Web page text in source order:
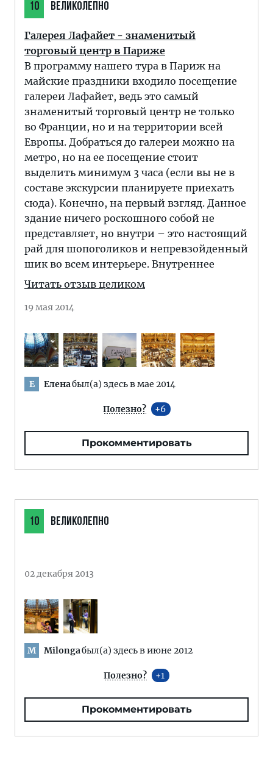
10 ВЕЛИКОЛЕПНО
Галерея Лафайет - знаменитый
торговый центр в Париже
В программу нашего тура в Париж на
майские праздники входило посещение
галереи Лафайет, ведь это самый
знаменитый торговый центр не только
во Франции, но и на территории всей
Европы. Добраться до галереи можно на
метро, но на ее посещение стоит
выделить минимум 3 часа (если вы не в
составе экскурсии планируете приехать
сюда). Конечно, на первый взгляд. Данное
здание ничего роскошного собой не
представляет, но внутри – это настоящий
рай для шопоголиков и непревзойденный
шик во всем интерьере. Внутреннее
Читать отзыв целиком
19 мая 2014
Е Еленабыл(а) здесь в мае 2014
Полезно? 6
Прокомментировать
10 ВЕЛИКОЛЕПНО
02 декабря 2013
M Milongaбыл(а) здесь в июне 2012
Полезно? 1
Прокомментировать